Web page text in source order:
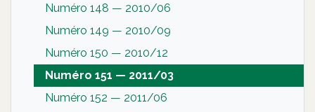
Numéro 148 — 2010/06
Numéro 149 — 2010/09
Numéro 150 — 2010/12
Numéro 151 — 2011/03
Numéro 152 — 2011/06